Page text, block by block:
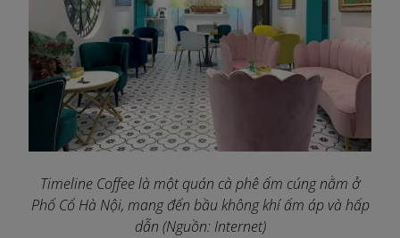
Timeline Coffee là một quán cà phê ấm cúng nằm ở
Phố Cổ Hà Nội, mang đến bầu không khí ấm áp và hấp
dẫn (Nguồn: Internet)